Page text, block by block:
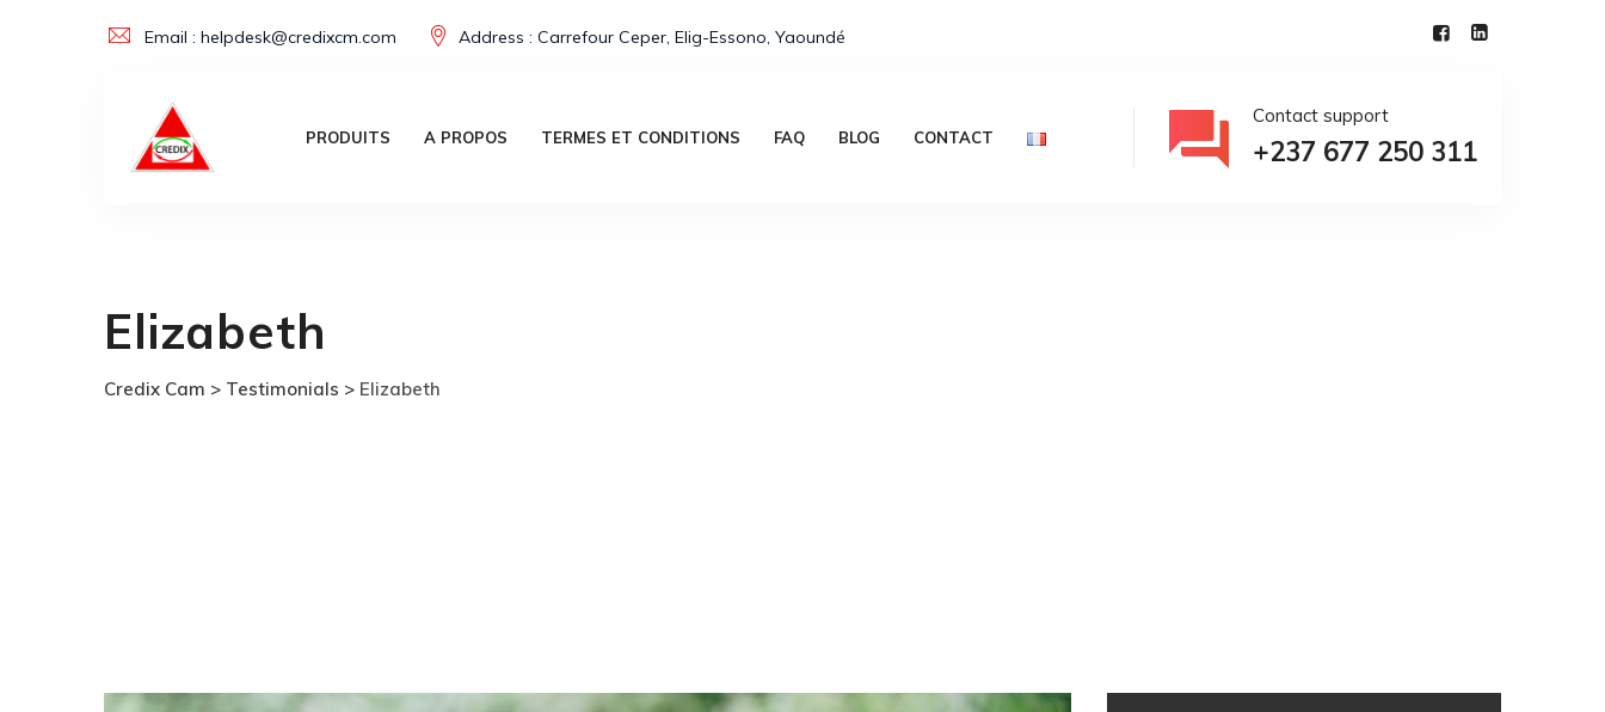
Email : helpdesk@credixcm.com Address : Carrefour Ceper, Elig-Essono, Yaoundé
PRODUITS A PROPOS TERMES ET CONDITIONS FAQ BLOG CONTACT
Contact support
+237 677 250 311
Elizabeth
Credix Cam > Testimonials > Elizabeth